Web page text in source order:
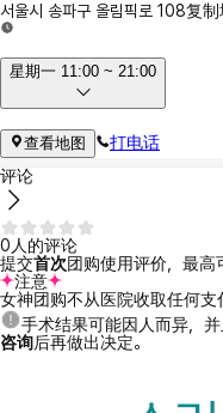
서울시 송파구 올림픽로 108复制
星期一 11:00 ~ 21:00
查看地图
打电话
评论
0人的评论
提交首次团购使用评价，最高
注意
女神团购不从医院收取任何支
手术结果可能因人而异，并
咨询后再做出决定。